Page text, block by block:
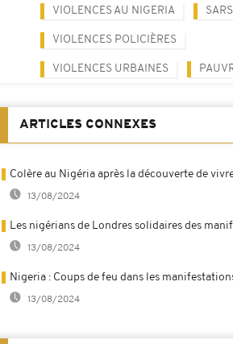
VIOLENCES AU NIGERIA SARS
VIOLENCES POLICIÈRES
VIOLENCES URBAINES
ARTICLES CONNEXES
Colère au Nigéria après la découverte de
13/08/2024
Les nigérians de Londres solidaires des
13/08/2024
Nigeria : Coups de feu dans les
13/08/2024